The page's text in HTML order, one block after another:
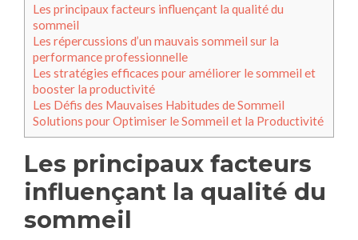
Les principaux facteurs influençant la qualité du
sommeil
Les répercussions d’un mauvais sommeil sur la
performance professionnelle
Les stratégies efficaces pour améliorer le sommeil et
booster la productivité
Les Défis des Mauvaises Habitudes de Sommeil
Solutions pour Optimiser le Sommeil et la Productivité
Les principaux facteurs
influençant la qualité du
sommeil